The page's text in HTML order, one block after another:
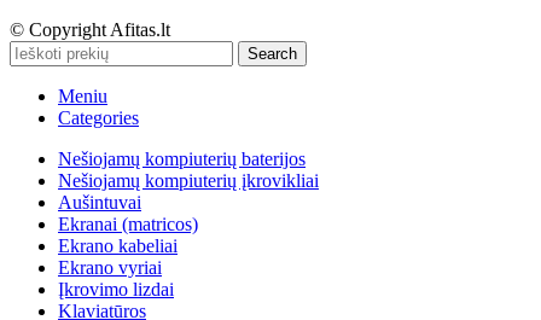
© Copyright Afitas.lt
Search
Meniu
Categories
Nešiojamų kompiuterių baterijos
Nešiojamų kompiuterių įkrovikliai
Aušintuvai
Ekranai (matricos)
Ekrano kabeliai
Ekrano vyriai
Įkrovimo lizdai
Klaviatūros